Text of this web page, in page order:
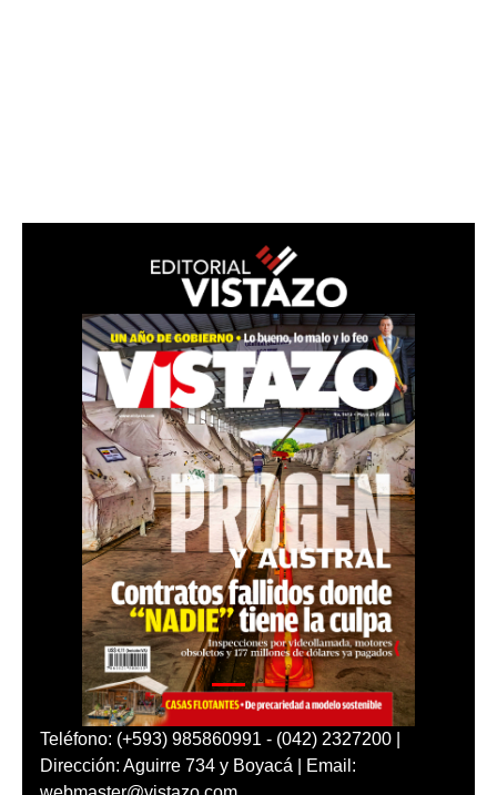
Teléfono: (+593) 985860991 - (042) 2327200 |
Dirección: Aguirre 734 y Boyacá | Email: